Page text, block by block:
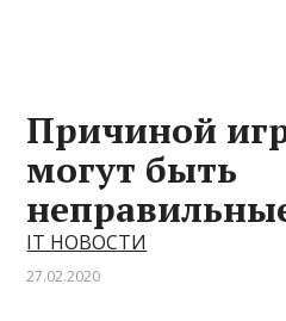
Причиной
могут быть
IT НОВОСТИ
27.02.2020